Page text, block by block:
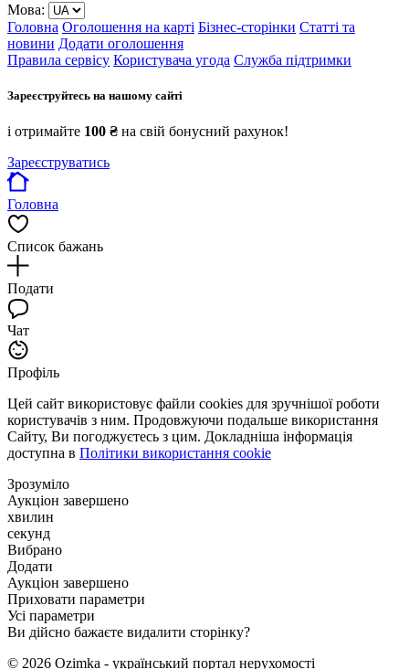
Мова:
Головна Оголошення на карті Бізнес-сторінки Статті та
новини Додати оголошення
Правила сервісу Користувача угода Служба підтримки
Зареєструйтесь на нашому сайті
і отримайте 100 ₴ на свій бонусний рахунок!
Зареєструватись
Головна
Список бажань
Подати
Чат
Профіль
Цей сайт використовує файли cookies для зручнішої роботи
користувачів з ним. Продовжуючи подальше використання
Сайту, Ви погоджуєтесь з цим. Докладніша інформація
доступна в Політики використання cookie
Зрозуміло
Аукціон завершено
хвилин
секунд
Вибрано
Додати
Аукціон завершено
Приховати параметри
Усі параметри
Ви дійсно бажаєте видалити сторінку?
© 2026 Ozimka - український портал нерухомості